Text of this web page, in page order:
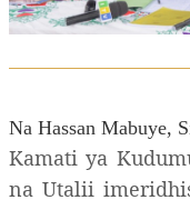
Na Hassan Mabuye,
Kamati ya
na Utalii